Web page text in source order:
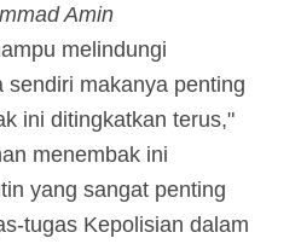
Amin
melindungi
sendiri makanya penting
ini ditingkatkan terus,"
menembak ini
yang sangat penting
tugas Kepolisian dalam